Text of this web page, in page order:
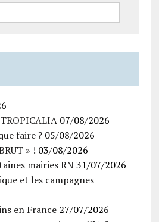
07/08/2026
faire ? 05/08/2026
» ! 03/08/2026
mairies RN 31/07/2026
et les campagnes
en France 27/07/2026